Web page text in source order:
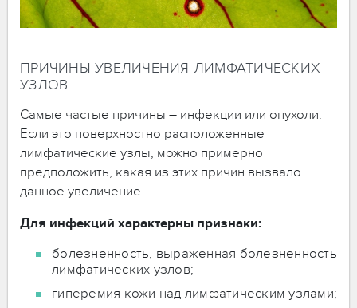
ПРИЧИНЫ УВЕЛИЧЕНИЯ ЛИМФАТИЧЕСКИХ
УЗЛОВ
Самые частые причины – инфекции или опухоли.
Если это поверхностно расположенные
лимфатические узлы, можно примерно
предположить, какая из этих причин вызвало
данное увеличение.
Для инфекций характерны признаки:
болезненность, выраженная болезненность
лимфатических узлов;
гиперемия кожи над лимфатическим узлами;